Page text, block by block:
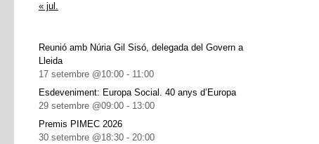
« jul.
Reunió amb Núria Gil Sisó, delegada del Govern a
Lleida
17 setembre @10:00 - 11:00
Esdeveniment: Europa Social. 40 anys d’Europa
29 setembre @09:00 - 13:00
Premis PIMEC 2026
30 setembre @18:30 - 20:00